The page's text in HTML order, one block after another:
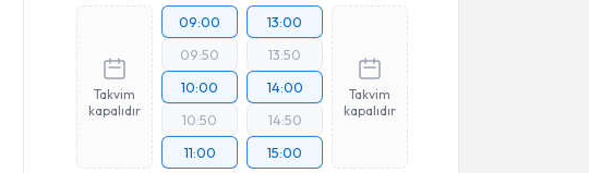
Takvim
kapalıdır
09:00
09:50
10:00
10:50
11:00
13:00
13:50
14:00
14:50
15:00
Takvim
kapalıdır